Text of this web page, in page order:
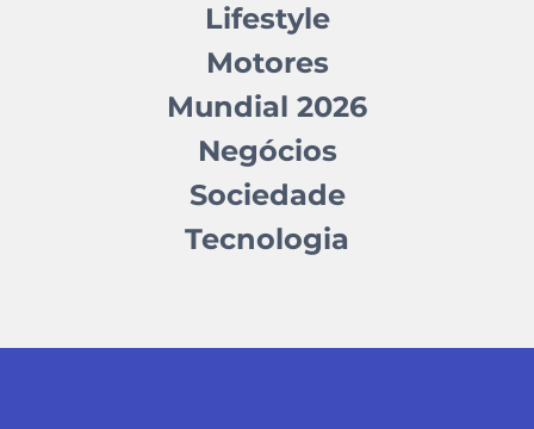
Lifestyle
Motores
Mundial 2026
Negócios
Sociedade
Tecnologia